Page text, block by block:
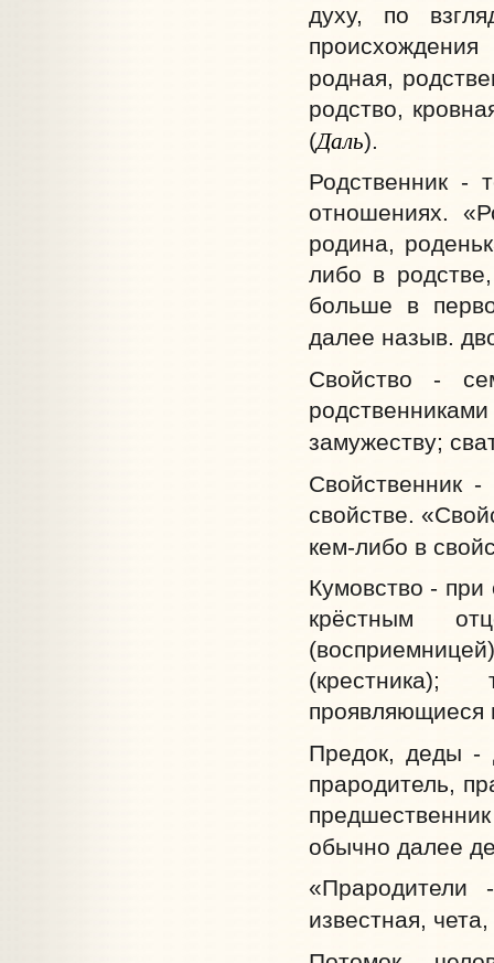
духу, по
родная,
родство,
(Даль).
Родственник -
отношениях.
родина,
либо в
больше в
далее назыв.
Свойство -
замужеству;
Свойственник
свойстве.
кем-либо в
Кумовство -
крёстным
проявляющиеся
Предок, деды -
прародитель,
обычно далее
«Прародители
известная,